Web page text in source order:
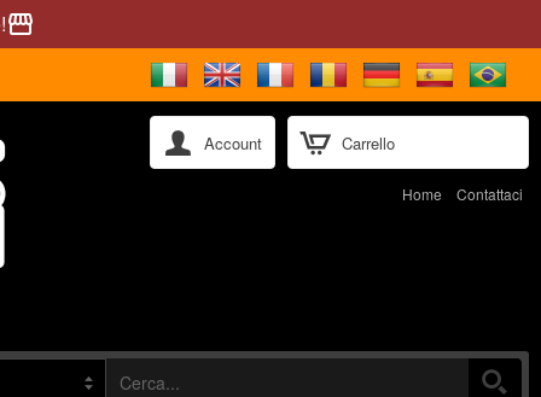
storefront
Carrello
Account
Home Contattaci